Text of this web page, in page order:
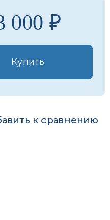
000 ₽
Купить
к сравнению